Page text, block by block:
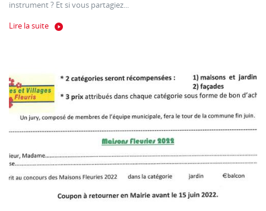
instrument ? Et si vous partagiez...
Lire la suite